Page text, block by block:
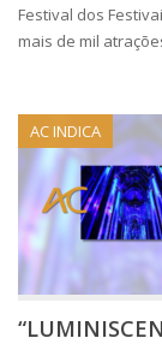
Festival dos
mais de mil
AC INDICA